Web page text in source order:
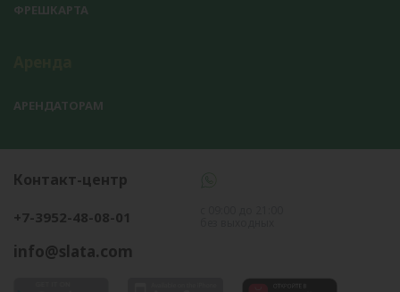
ФРЕШКАРТА
АРЕНДАТОРАМ
Контакт-центр
+7-3952-48-08-01
info@slata.com